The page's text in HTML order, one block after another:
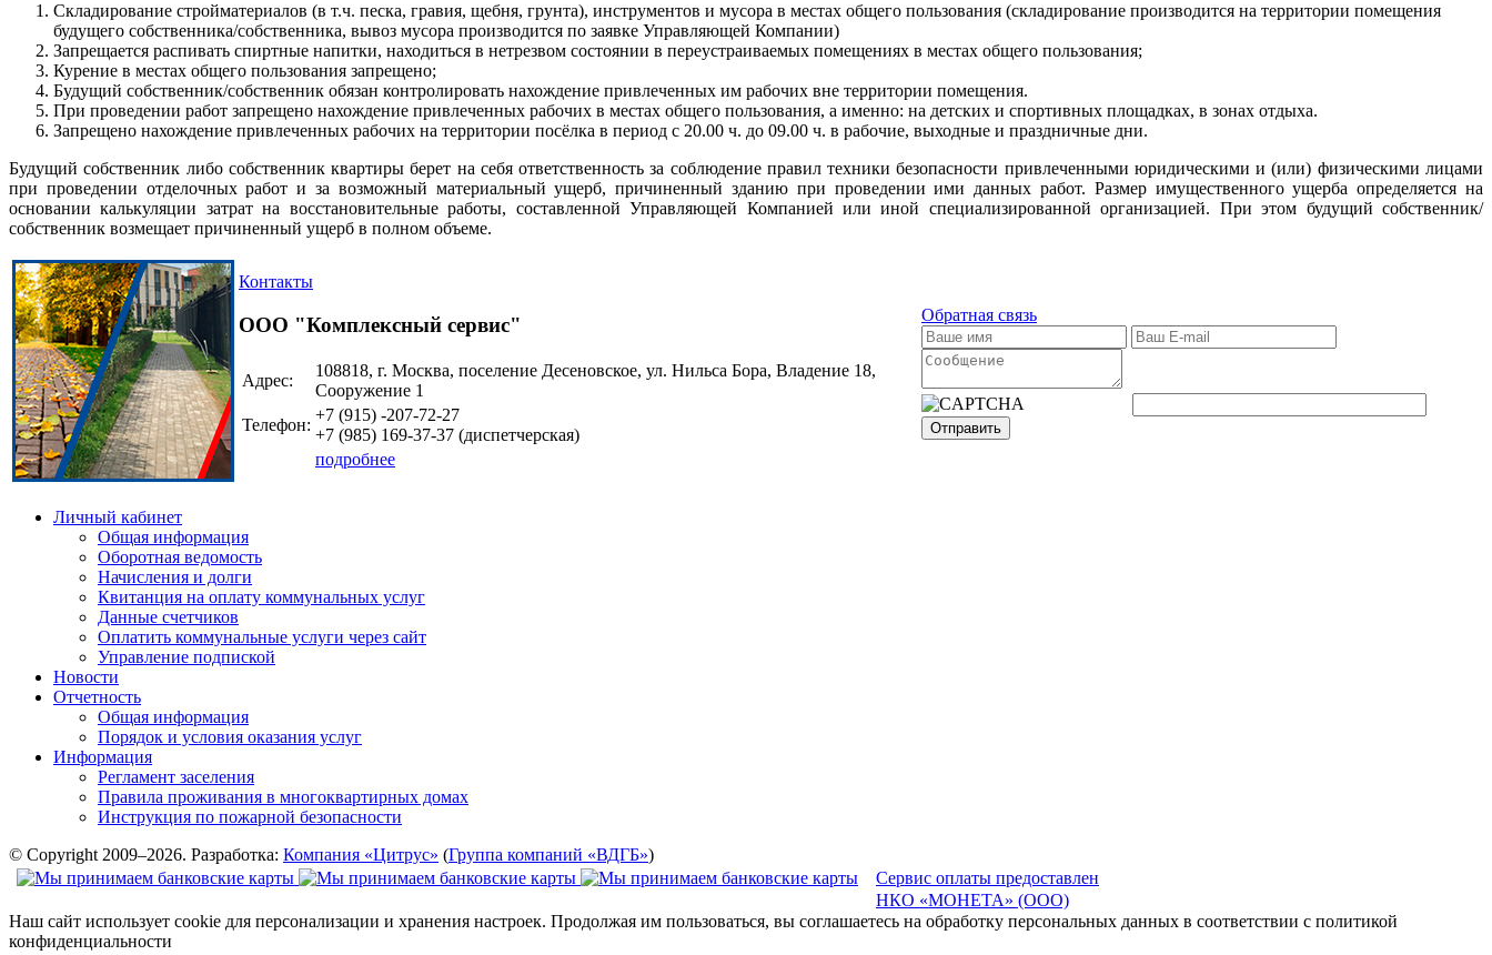
Складирование стройматериалов (в т.ч. песка, гравия, щебня, грунта), инструментов и мусора в местах общего пользования (складирование производится на территории помещения
будущего собственника/собственника, вывоз мусора производится по заявке Управляющей Компании)
Запрещается распивать спиртные напитки, находиться в нетрезвом состоянии в переустраиваемых помещениях в местах общего пользования;
Курение в местах общего пользования запрещено;
Будущий собственник/собственник обязан контролировать нахождение привлеченных им рабочих вне территории помещения.
При проведении работ запрещено нахождение привлеченных рабочих в местах общего пользования, а именно: на детских и спортивных площадках, в зонах отдыха.
Запрещено нахождение привлеченных рабочих на территории посёлка в период с 20.00 ч. до 09.00 ч. в рабочие, выходные и праздничные дни.
Будущий собственник либо собственник квартиры берет на себя ответственность за соблюдение правил техники безопасности привлеченными юридическими и (или) физическими лицами
при проведении отделочных работ и за возможный материальный ущерб, причиненный зданию при проведении ими данных работ. Размер имущественного ущерба определяется на
основании калькуляции затрат на восстановительные работы, составленной Управляющей Компанией или иной специализированной организацией. При этом будущий собственник/
собственник возмещает причиненный ущерб в полном объеме.
Контакты
ООО "Комплексный сервис"
Адрес:
108818, г. Москва, поселение Десеновское, ул. Нильса Бора, Владение 18,
Сооружение 1
Телефон:
+7 (915) -207-72-27
+7 (985) 169-37-37 (диспетчерская)
подробнее
Обратная связь
Отправить
Личный кабинет
Общая информация
Оборотная ведомость
Начисления и долги
Квитанция на оплату коммунальных услуг
Данные счетчиков
Оплатить коммунальные услуги через сайт
Управление подпиской
Новости
Отчетность
Общая информация
Порядок и условия оказания услуг
Информация
Регламент заселения
Правила проживания в многоквартирных домах
Инструкция по пожарной безопасности
© Copyright 2009–2026. Разработка: Компания «Цитрус» (Группа компаний «ВДГБ»)
Сервис оплаты предоставлен
НКО «МОНЕТА» (ООО)
Наш сайт использует cookie для персонализации и хранения настроек. Продолжая им пользоваться, вы соглашаетесь на обработку персональных данных в соответствии с политикой
конфиденциальности